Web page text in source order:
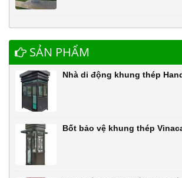
SẢN PHẨM
Nhà di động khung thép
Bốt bảo vệ khung thép